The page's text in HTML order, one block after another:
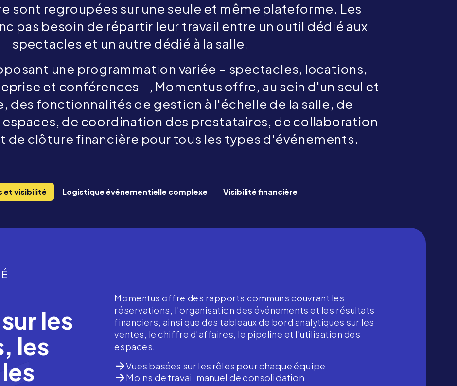
sont regroupées sur une seule et même plateforme. Les
pas besoin de répartir leur travail entre un outil dédié aux
spectacles et un autre dédié à la salle.
une programmation variée – spectacles, locations,
et conférences –, Momentus offre, au sein d'un seul et
des fonctionnalités de gestion à l'échelle de la salle, de
de coordination des prestataires, de collaboration
de clôture financière pour tous les types d'événements.
et visibilité Logistique événementielle complexe Visibilité financière
les
les
Momentus offre des rapports communs couvrant les
réservations, l'organisation des événements et les résultats
financiers, ainsi que des tableaux de bord analytiques sur les
ventes, le chiffre d'affaires, le pipeline et l'utilisation des
espaces.
Vues basées sur les rôles pour chaque équipe
Moins de travail manuel de consolidation